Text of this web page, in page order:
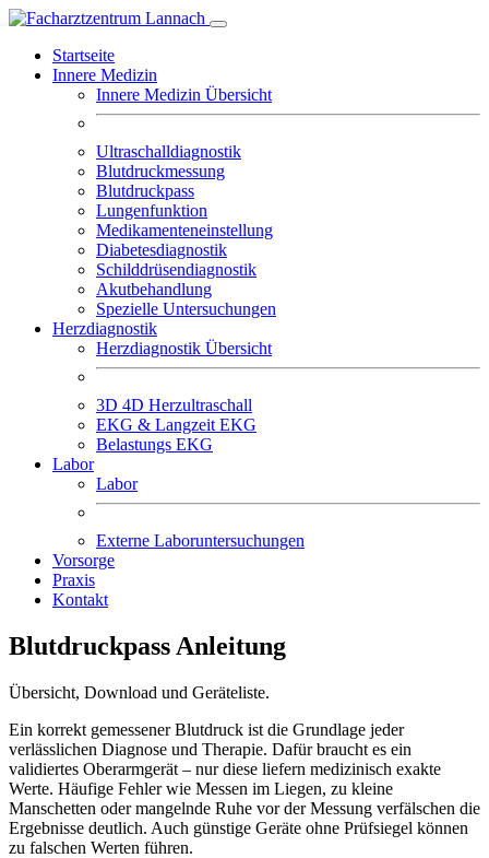
Startseite
Innere Medizin
Innere Medizin Übersicht
Ultraschalldiagnostik
Blutdruckmessung
Blutdruckpass
Lungenfunktion
Medikamenteneinstellung
Diabetesdiagnostik
Schilddrüsendiagnostik
Akutbehandlung
Spezielle Untersuchungen
Herzdiagnostik
Herzdiagnostik Übersicht
3D 4D Herzultraschall
EKG & Langzeit EKG
Belastungs EKG
Labor
Labor
Externe Laboruntersuchungen
Vorsorge
Praxis
Kontakt
Blutdruckpass Anleitung
Übersicht, Download und Geräteliste.
Ein korrekt gemessener Blutdruck ist die Grundlage jeder
verlässlichen Diagnose und Therapie. Dafür braucht es ein
validiertes Oberarmgerät – nur diese liefern medizinisch exakte
Werte. Häufige Fehler wie Messen im Liegen, zu kleine
Manschetten oder mangelnde Ruhe vor der Messung verfälschen die
Ergebnisse deutlich. Auch günstige Geräte ohne Prüfsiegel können
zu falschen Werten führen.